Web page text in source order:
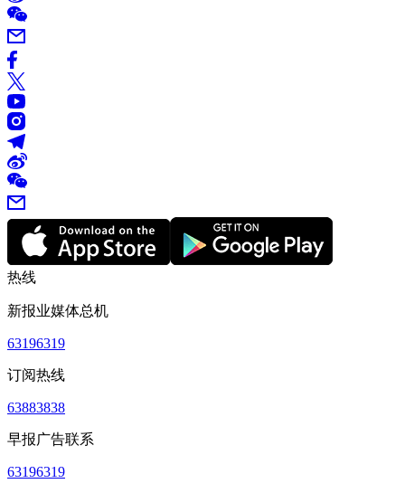
热线
新报业媒体总机
63196319
订阅热线
63883838
早报广告联系
63196319